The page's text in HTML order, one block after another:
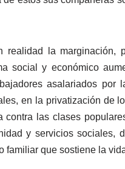
la marginación,
social y económico
asalariados por
en la privatización de
contra las clases
y servicios sociales,
familiar que sostiene la